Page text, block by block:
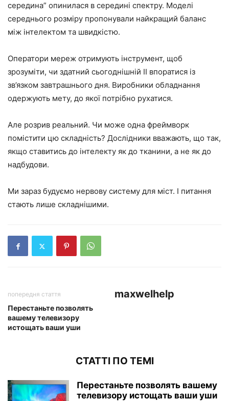
середина” опинилася в середині спектру. Моделі
середнього розміру пропонували найкращий баланс
між інтелектом та швидкістю.
Оператори мереж отримують інструмент, щоб
зрозуміти, чи здатний сьогоднішній ІІ впоратися із
зв’язком завтрашнього дня. Виробники обладнання
одержують мету, до якої потрібно рухатися.
Але розрив реальний. Чи може одна фреймворк
помістити цю складність? Дослідники вважають, що так,
якщо ставитись до інтелекту як до тканини, а не як до
надбудови.
Ми зараз будуємо нервову систему для міст. І питання
стають лише складнішими.
попередня стаття
Перестаньте позволять
вашему телевизору
истощать ваши уши
maxwelhelp
СТАТТІ ПО ТЕМІ
Перестаньте позволять вашему
телевизору истощать ваши уши